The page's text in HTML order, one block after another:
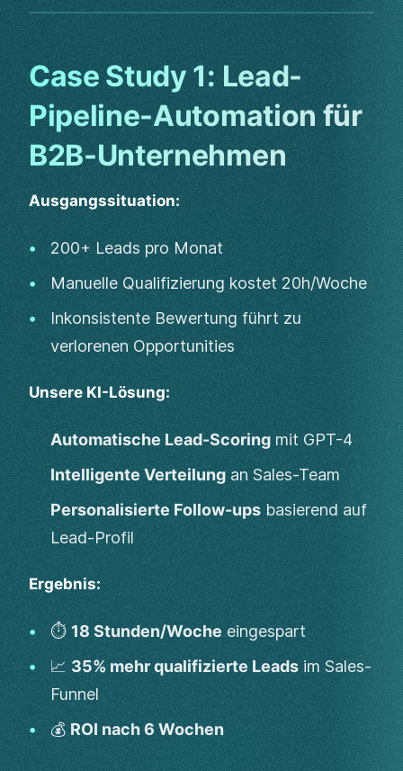
Case Study 1: Lead-
Pipeline-Automation für
B2B-Unternehmen
Ausgangssituation:
200+ Leads pro Monat
Manuelle Qualifizierung kostet 20h/Woche
Inkonsistente Bewertung führt zu
verlorenen Opportunities
Unsere KI-Lösung:
Automatische Lead-Scoring mit GPT-4
Intelligente Verteilung an Sales-Team
Personalisierte Follow-ups basierend auf
Lead-Profil
Ergebnis:
⏱️ 18 Stunden/Woche eingespart
📈 35% mehr qualifizierte Leads im Sales-
Funnel
💰 ROI nach 6 Wochen